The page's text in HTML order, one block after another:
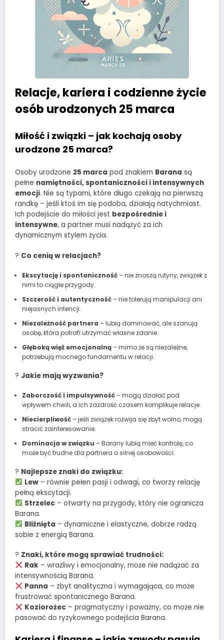
Relacje, kariera i codzienne życie
osób urodzonych 25 marca
Miłość i związki – jak kochają osoby
urodzone 25 marca?
Osoby urodzone 25 marca pod znakiem Barana są
pełne namiętności, spontaniczności i intensywnych
emocji. Nie są typami, które długo czekają na pierwszą
randkę – jeśli ktoś im się podoba, działają natychmiast.
Ich podejście do miłości jest bezpośrednie i
intensywne, a partner musi nadążyć za ich
dynamicznym stylem życia.
? Co cenią w relacjach?
Ekscytację i spontaniczność– nie znoszą rutyny, związek z
nimi to ciągłe przygody.
Szczerość i autentyczność– nie tolerują manipulacji ani
niejasnych intencji.
Niezależność partnera – lubią dominować, ale szanują
osobę, która potrafi utrzymać własne zdanie.
Głęboką więź emocjonalną– mimo że są niezależne,
potrzebują mocnego fundamentu w relacji.
? Jakie mają wyzwania?
Zaborczość i impulsywność– mogą działać pod
wpływem chwili, a ich zazdrość czasem komplikuje relacje.
Niecierpliwość– jeśli związek rozwija się zbyt wolno, mogą
stracić zainteresowanie.
Dominacja w związku – Barany lubią mieć kontrolę, co
może być trudne dla partnera o silnej osobowości.
? Najlepsze znaki do związku:
Lew – równie pełen pasji i odwagi, co tworzy relację
pełną ekscytacji.
Strzelec – otwarty na przygody, który nie ogranicza
Barana.
Bliźnięta – dynamiczne i elastyczne, dobrze radzą
sobie z energią Barana.
? Znaki, które mogą sprawiać trudności:
Rak – wrażliwy i emocjonalny, może nie nadążać za
intensywnością Barana.
Panna – zbyt analityczna i wymagająca, co może
frustrować spontanicznego Barana.
Koziorożec – pragmatyczny i poważny, co może nie
pasować do ryzykownego podejścia Barana.